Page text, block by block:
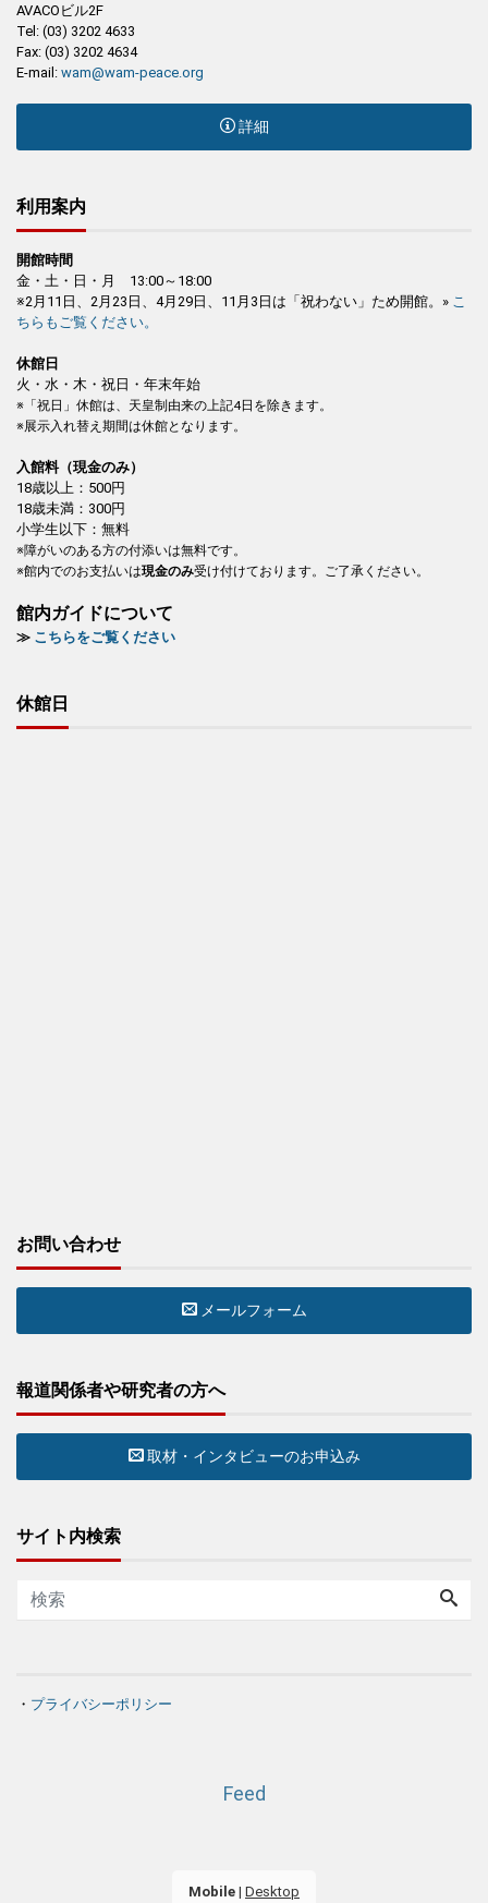
AVACOビル2F
Tel: (03) 3202 4633
Fax: (03) 3202 4634
E-mail: wam@wam-peace.org
詳細
利用案内
開館時間
金・土・日・月 13:00～18:00
※2月11日、2月23日、4月29日、11月3日は「祝わない」ため開館。» こ
ちらもご覧ください。
休館日
火・水・木・祝日・年末年始
※「祝日」休館は、天皇制由来の上記4日を除きます。
※展示入れ替え期間は休館となります。
入館料（現金のみ）
18歳以上：500円
18歳未満：300円
小学生以下：無料
※障がいのある方の付添いは無料です。
※館内でのお支払いは現金のみ受け付けております。ご了承ください。
館内ガイドについて
≫ こちらをご覧ください
休館日
お問い合わせ
メールフォーム
報道関係者や研究者の方へ
取材・インタビューのお申込み
サイト内検索
・ プライバシーポリシー
Feed
Mobile | Desktop